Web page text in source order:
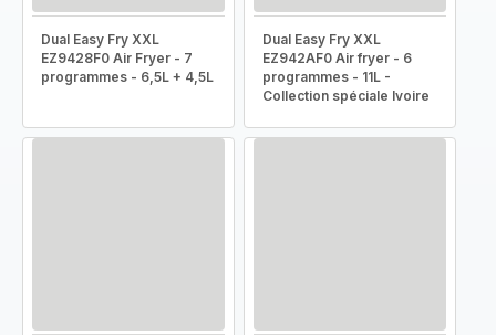
Dual Easy Fry XXL
EZ9428F0 Air Fryer - 7
programmes - 6,5L + 4,5L
Dual Easy Fry XXL
EZ942AF0 Air fryer - 6
programmes - 11L -
Collection spéciale Ivoire